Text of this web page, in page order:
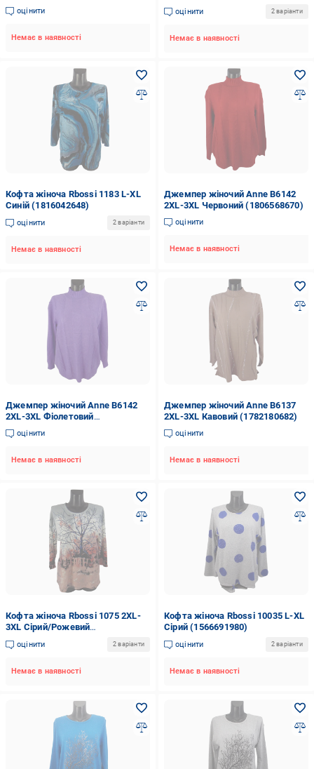
оцінити
Немає в наявності
оцінити 2 варіанти
Немає в наявності
Кофта жіноча Rbossi 1183 L-XL
Синій (1816042648)
оцінити 2 варіанти
Немає в наявності
Джемпер жіночий Anne В6142
2XL-3XL Червоний (1806568670)
оцінити
Немає в наявності
Джемпер жіночий Anne В6142
2XL-3XL Фіолетовий
(1806569255)
оцінити
Немає в наявності
Джемпер жіночий Anne В6137
2XL-3XL Кавовий (1782180682)
оцінити
Немає в наявності
Кофта жіноча Rbossi 1075 2XL-
3XL Сірий/Рожевий
(1816058163)
оцінити 2 варіанти
Немає в наявності
Кофта жіноча Rbossi 10035 L-XL
Сірий (1566691980)
оцінити 2 варіанти
Немає в наявності